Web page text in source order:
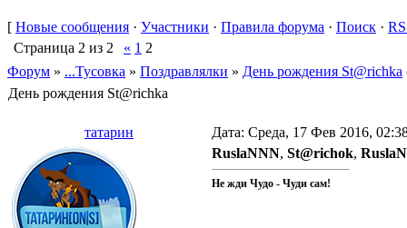
[ Новые сообщения · Участники · Правила форума · Поиск ·
Страница 2 из 2 « 1 2
Форум » ...Тусовка » Поздравлялки » День рождения St@richka
День рождения St@richka
татарин Дата: Среда, 17 Фев 2016,
RuslaNNN, St@richok,
Не жди Чудо - Чуди сам!